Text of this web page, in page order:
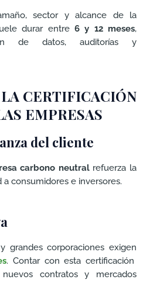
sector y alcance de la
durar entre 6 y 12 meses,
de datos, auditorías y
CERTIFICACIÓN
EMPRESAS
del cliente
carbono neutralrefuerza la
consumidores e inversores.
grandes corporaciones exigen
. Contar con esta certificación
contratos y mercados